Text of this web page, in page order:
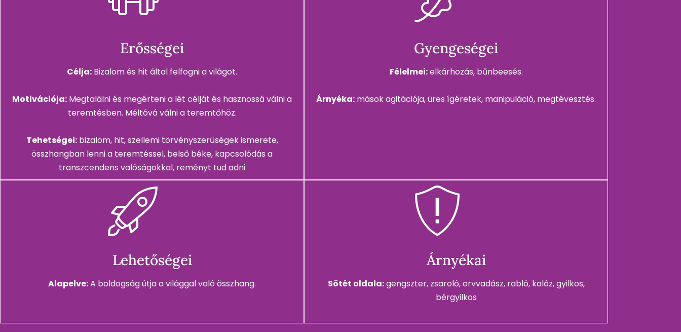
Erősségei
Célja: Bizalom és hit által felfogni a világot.
Motivációja: Megtalálni és megérteni a lét célját és hasznossá válni a
teremtésben. Méltóvá válni a teremtőhöz.
Tehetségei:bizalom, hit, szellemi törvényszerűségek ismerete,
összhangban lenni a teremtéssel, belső béke, kapcsolódás a
transzcendens valóságokkal, reményt tud adni
Gyengeségei
Félelmei:elkárhozás, bűnbeesés.
Árnyéka: mások agitációja, üres ígéretek, manipuláció, megtévesztés.
Lehetőségei
Alapelve:A boldogság útja a világgal való összhang.
Árnyékai
Sötét oldala:gengszter, zsaroló, orvvadász, rabló, kalóz, gyilkos,
bérgyilkos